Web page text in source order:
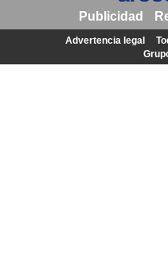
Publicidad
Advertencia legal